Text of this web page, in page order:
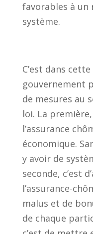
favorables à un
système.
C’est dans
gouvernement
de mesures au
loi. La première,
l’assurance
économique.
y avoir de
seconde, c’est
l’assurance-
malus et de
de chaque